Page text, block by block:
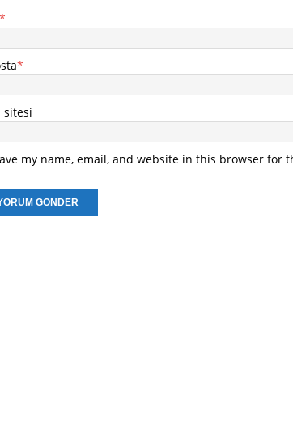
*
*
sitesi
my name, email, and website in this browser for